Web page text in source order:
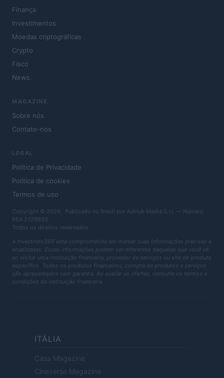
Finança
Investimentos
Moedas criptográficas
Crypto
Fisco
News
MAGAZINE
Sobre nós
Contate-nos
LEGAL
Política de Privacidade
Política de cookies
Termos de uso
Copyright © 2026 · Publicado no Brasil por AdHub Media S.r.l. — Número
REA 2729933
Todos os direitos reservados
A Investindo365 está comprometida em manter suas informações precisas e
atualizadas. Essas informações podem ser diferentes daquelas que você vê
ao visitar uma instituição financeira, provedor de serviços ou site de produto
específico. Todos os produtos financeiros, compra de produtos e serviços
são apresentados sem garantia. Ao avaliar as ofertas, consulte os termos e
condições da instituição financeira.
ITÁLIA
Casa Magazine
Cineverse Magazine